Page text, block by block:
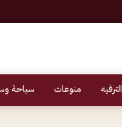
الترفيه منوعات سياحة